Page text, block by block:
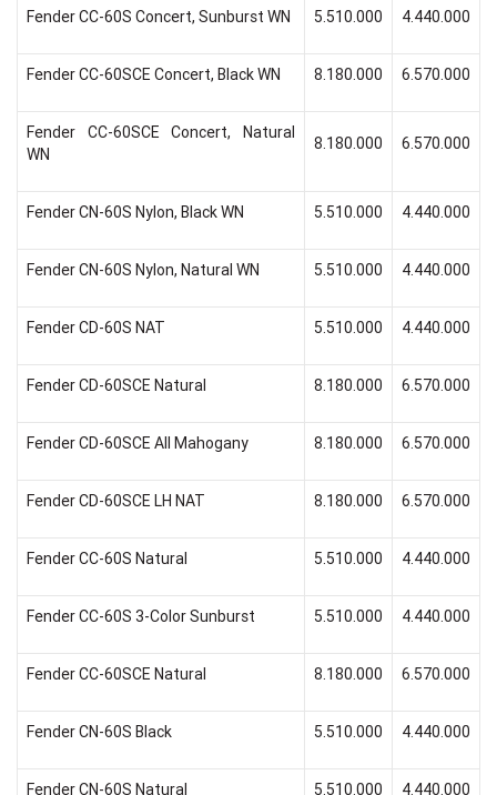
Fender CC-60S Concert, Sunburst WN 5.510.000 4.440.000
Fender CC-60SCE Concert, Black WN 8.180.000 6.570.000
Fender CC-60SCE Concert, Natural
WN
8.180.000 6.570.000
Fender CN-60S Nylon, Black WN 5.510.000 4.440.000
Fender CN-60S Nylon, Natural WN 5.510.000 4.440.000
Fender CD-60S NAT 5.510.000 4.440.000
Fender CD-60SCE Natural 8.180.000 6.570.000
Fender CD-60SCE All Mahogany 8.180.000 6.570.000
Fender CD-60SCE LH NAT 8.180.000 6.570.000
Fender CC-60S Natural 5.510.000 4.440.000
Fender CC-60S 3-Color Sunburst 5.510.000 4.440.000
Fender CC-60SCE Natural 8.180.000 6.570.000
Fender CN-60S Black 5.510.000 4.440.000
Fender CN-60S Natural 5.510.000 4.440.000